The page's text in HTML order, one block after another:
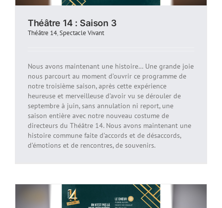
Théâtre 14 : Saison 3
Théâtre 14,Spectacle Vivant
Nous avons maintenant une histoire… Une grande joie
nous parcourt au moment d’ouvrir ce programme de
notre troisième saison, après cette expérience
heureuse et merveilleuse d’avoir vu se dérouler de
septembre à juin, sans annulation ni report, une
saison entière avec notre nouveau costume de
directeurs du Théâtre 14. Nous avons maintenant une
histoire commune faite d’accords et de désaccords,
d’émotions et de rencontres, de souvenirs.